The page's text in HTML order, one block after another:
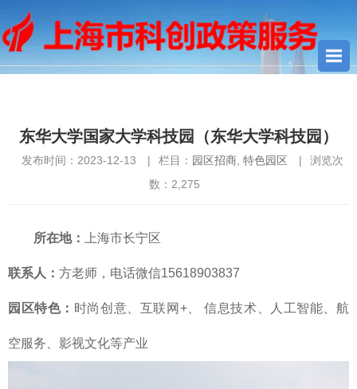
东华大学国家大学科技园（东华大学科技园）
发布时间：2023-12-13 | 栏目： 园区招商 特色园区 |
浏览次
数： 2,275
所在地： 上海市长宁区
联系人： 方老师，电话微信15618903837
园区特色： 时尚创意、互联网+、 信息技术、人工智能、航
空服务、影视文化等产业